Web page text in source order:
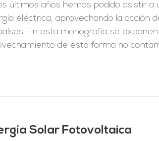
últimos años hemos podido asistir
eléctrica, aprovechando la acción
En esta monografía se
de esta forma no
Solar Fotovoltaica